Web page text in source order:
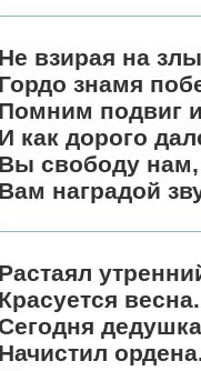
Не взирая на
Гордо знамя
Помним подвиг
И как дорого
Вы свободу
Вам наградой
Растаял
Красуется
Сегодня
Начистил